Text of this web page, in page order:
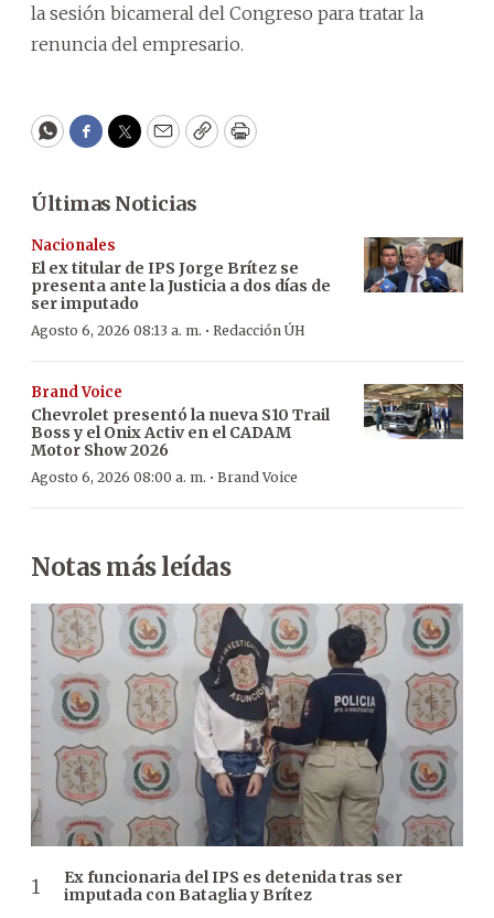
la sesión bicameral del Congreso para tratar la
renuncia del empresario.
WhatsApp
Facebook
Twitter
EmailCopyPrint
Últimas Noticias
Nacionales
El ex titular de IPS Jorge Brítez se
presenta ante la Justicia a dos días de
ser imputado
Agosto 6, 2026 08:13 a. m. · Redacción ÚH
Brand Voice
Chevrolet presentó la nueva S10 Trail
Boss y el Onix Activ en el CADAM
Motor Show 2026
Agosto 6, 2026 08:00 a. m. · Brand Voice
Notas más leídas
Ex funcionaria del IPS es detenida tras ser
imputada con Bataglia y Brítez